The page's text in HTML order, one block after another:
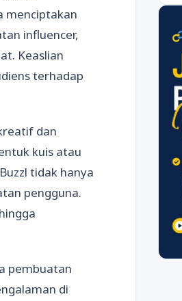
menciptakan
influencer,
Keaslian
terhadap
dan
kuis atau
tidak hanya
pengguna.
pembuatan
di